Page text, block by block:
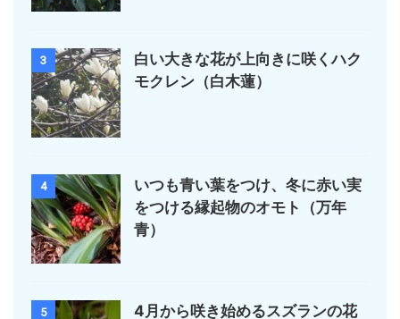
3
白い大きな花が上向きに咲くハク
モクレン（白木蓮）
4
いつも青い葉をつけ、冬に赤い実
をつける縁起物のオモト（万年
青）
5
4月から咲き始めるスズランの花